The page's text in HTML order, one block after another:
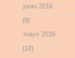
junio 2016
(9)
mayo 2016
(18)